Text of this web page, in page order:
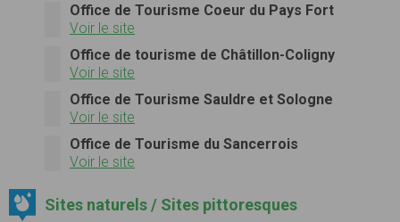
Office de Tourisme Coeur du Pays Fort
Voir le site
Office de tourisme de Châtillon-Coligny
Voir le site
Office de Tourisme Sauldre et Sologne
Voir le site
Office de Tourisme du Sancerrois
Voir le site
Sites naturels / Sites pittoresques